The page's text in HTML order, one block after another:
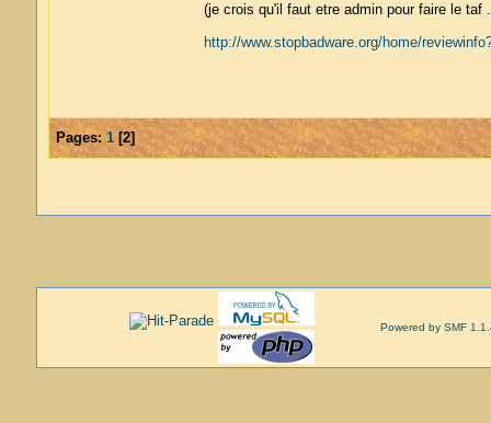
(je crois qu'il faut etre admin pour faire le taf
http://www.stopbadware.org/home/
Pages: 1[2]
Powered by SMF